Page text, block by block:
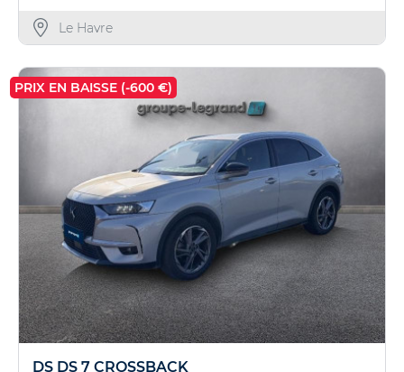
Le Havre
PRIX EN BAISSE (-600 €)
DS DS 7 CROSSBACK